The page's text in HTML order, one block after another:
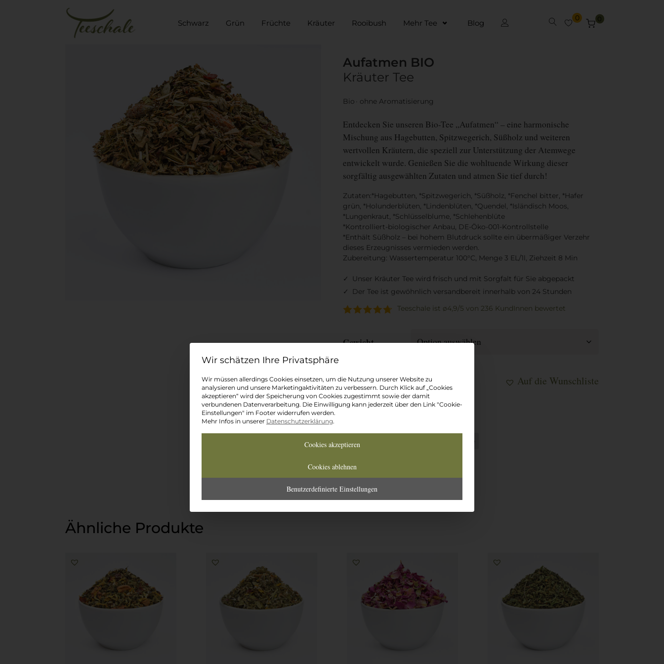
Schwarz Grün Früchte Kräuter Rooibush Mehr Tee Blog
0
Aufatmen BIO
Kräuter Tee
Bio ohne Aromatisierung
Entdecken Sie unseren Bio-Tee „Aufatmen“ – eine harmonische
Mischung aus Hagebutten, Spitzwegerich, Süßholz und weiteren
wertvollen Kräutern, die speziell zur Unterstützung der Atemwege
entwickelt wurde. Genießen Sie die wohltuende Wirkung dieser
sorgfältig ausgewählten Zutaten und atmen Sie tief durch!
Zutaten:*Hagebutten, *Spitzwegerich, *Süßholz, *Fenchel bitter, *Hafer
grün, *Holunderblüten, *Lindenblüten, *Quendel, *Isländisch Moos,
*Lungenkraut, *Schlüsselblume, *Schlehenblüte
*Kontrolliert-biologischer Anbau, DE-Öko-001-Kontrollstelle
*Enthält Süßholz – bei hohem Blutdruck sollte ein übermäßiger Verzehr
dieses Erzeugnisses vermieden werden.
Zubereitung: Wassertemperatur 100°C, Menge 3 EL/1l, Ziehzeit 8 Min
Unser Kräuter Tee wird frisch und mit Sorgfalt für Sie abgepackt
Der Tee ist gewöhnlich versandbereit innerhalb von 24 Stunden
Teeschale ist ø4,9/5 von 236 KundInnen bewertet
Gewicht
Auf die Wunschliste
Ab4,05€
Aufatmen
In den Warenkorb
Artikelnummer:
Ähnliche Produkte
Datenschutz-Präferenz
Wir müssen allerdings Cookies einsetzen, um die Nutzung unserer Website zu
analysieren und unsere Marketingaktivitäten zu verbessern. Durch Klick auf „Cookies
akzeptieren“ wird der Speicherung von Cookies zugestimmt sowie der damit
verbundenen Datenverarbeitung. Die Einwilligung kann jederzeit über den Link "Cookie-
Einstellungen" im Footer widerrufen werden.
Mehr Infos in unserer Datenschutzerklärung.
Cookies akzeptieren
Cookies ablehnen
Benutzerdefinierte Einstellungen